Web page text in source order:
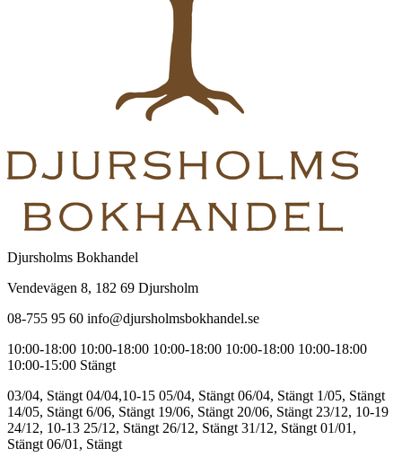
Djursholms Bokhandel
Vendevägen 8, 182 69 Djursholm
08-755 95 60 info@djursholmsbokhandel.se
10:00-18:00 10:00-18:00 10:00-18:00 10:00-18:00 10:00-18:00
10:00-15:00 Stängt
03/04, Stängt 04/04,10-15 05/04, Stängt 06/04, Stängt 1/05, Stängt
14/05, Stängt 6/06, Stängt 19/06, Stängt 20/06, Stängt 23/12, 10-19
24/12, 10-13 25/12, Stängt 26/12, Stängt 31/12, Stängt 01/01,
Stängt 06/01, Stängt